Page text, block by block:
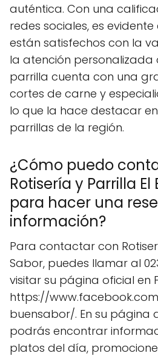
auténtica. Con una
redes sociales, es
están satisfechos con la
la atención personalizada
parrilla cuenta con una
cortes de carne y
lo que la hace destacar
parrillas de la región.
¿Cómo puedo
Rotisería y Parrilla
para hacer una
información?
Para contactar con
Sabor, puedes llamar al
visitar su página oficial en
https://
buensabor/. En su página
podrás encontrar
platos del día,